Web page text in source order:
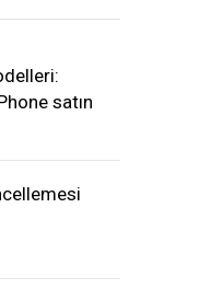
satın